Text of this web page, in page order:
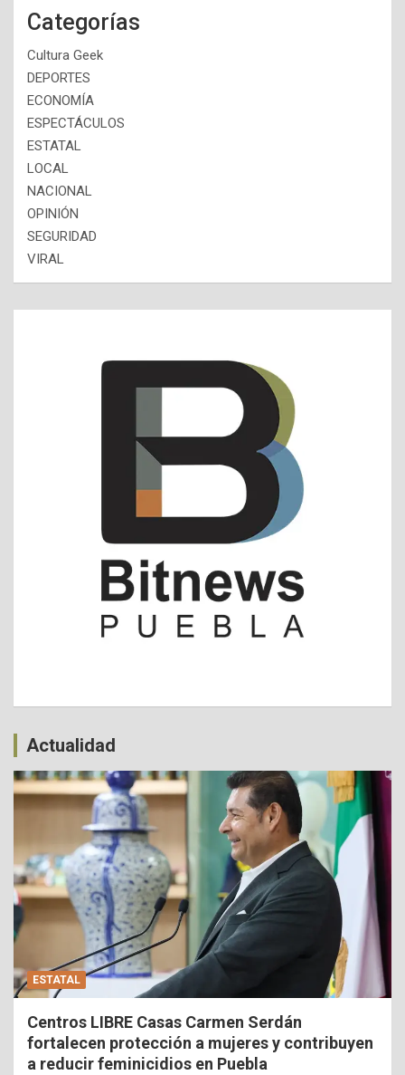
Categorías
Cultura Geek
DEPORTES
ECONOMÍA
ESPECTÁCULOS
ESTATAL
LOCAL
NACIONAL
OPINIÓN
SEGURIDAD
VIRAL
Actualidad
ESTATAL
Centros LIBRE Casas Carmen Serdán
fortalecen protección a mujeres y contribuyen
a reducir feminicidios en Puebla